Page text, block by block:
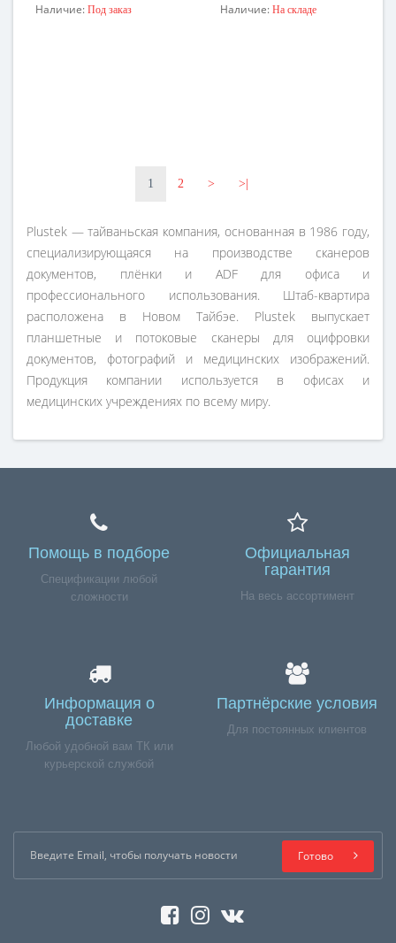
Наличие: Под заказ Наличие: На складе
1 2 > >|
Plustek — тайваньская компания, основанная в 1986 году,
специализирующаяся на производстве сканеров
документов, плёнки и ADF для офиса и
профессионального использования. Штаб-квартира
расположена в Новом Тайбэе. Plustek выпускает
планшетные и потоковые сканеры для оцифровки
документов, фотографий и медицинских изображений.
Продукция компании используется в офисах и
медицинских учреждениях по всему миру.
Помощь в подборе
Спецификации любой
сложности
Официальная
гарантия
На весь ассортимент
Информация о
доставке
Любой удобной вам ТК или
курьерской службой
Партнёрские условия
Для постоянных клиентов
Готово